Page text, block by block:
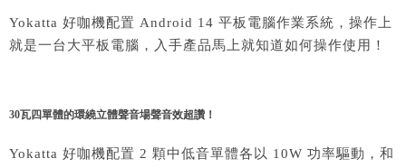
Yokatta 好咖機配置 Android 14 平板電腦作業系統，操作上
就是一台大平板電腦，入手產品馬上就知道如何操作使用！
30瓦四單體的環繞立體聲音場聲音效超讚！
Yokatta 好咖機配置 2 顆中低音單體各以 10W 功率驅動，和